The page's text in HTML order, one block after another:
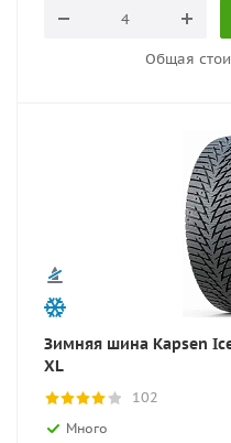
Общая
Зимняя шина Kapsen
XL
102
Много